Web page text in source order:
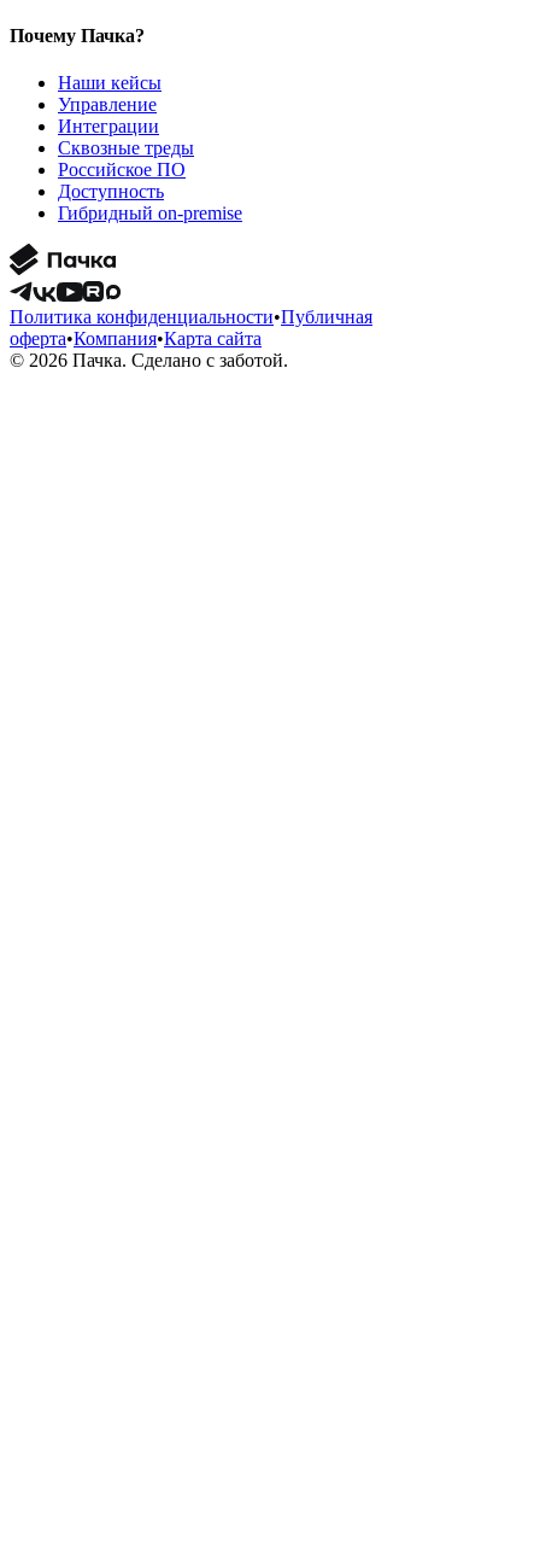
Почему Пачка?
Наши кейсы
Управление
Интеграции
Сквозные треды
Российское ПО
Доступность
Гибридный on-premise
Политика конфиденциальности•Публичная
оферта•Компания•Карта сайта
© 2026 Пачка. Сделано с заботой.